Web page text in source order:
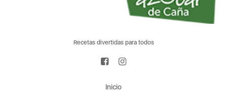
Recetas divertidas para todos
Inicio